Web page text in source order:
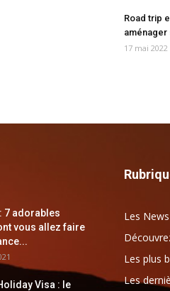
Road trip
aménager
17 mai 2022
7 adorables
vous allez faire
Visa : le
Les
Les plus
Les